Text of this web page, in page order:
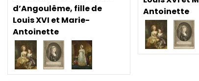
Antoinette
d’Angoulême, fille de
Louis XVI et Marie-
Antoinette